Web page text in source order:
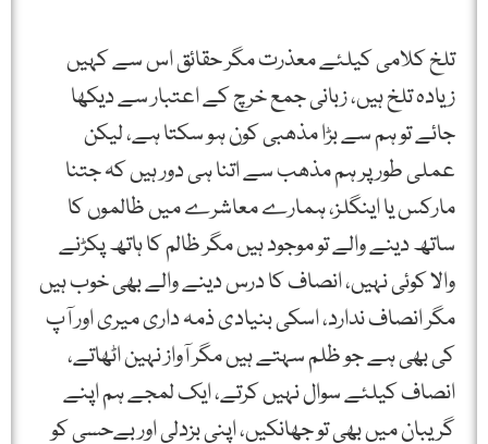
تلخ کلامی کیلئے معذرت مگر حقائق اس سے کہیں
زیادہ تلخ ہیں، زبانی جمع خرچ کے اعتبار سے دیکھا
جائے تو ہم سے بڑا مذھبی کون ہو سکتا ہے، لیکن
عملی طور پر ہم مذھب سے اتنا ہی دور ہیں کہ جتنا
مارکس یا اینگلز، ہمارے معاشرے میں ظالموں کا
ساتھ دینے والے تو موجود ہیں مگر ظالم کا ہاتھ پکڑنے
والا کوئی نہیں، انصاف کا درس دینے والے بھی خوب ہیں
مگر انصاف ندارد، اسکی بنیادی ذمہ داری میری اور آپ
کی بھی ہے جو ظلم سہتے ہیں مگر آواز نہین اٹھاتے،
انصاف کیلئے سوال نہیں کرتے، ایک لمجے ہم اپنے
گریبان میں بھی تو جھانکیں، اپنی بزدلی اور بےحسی کو